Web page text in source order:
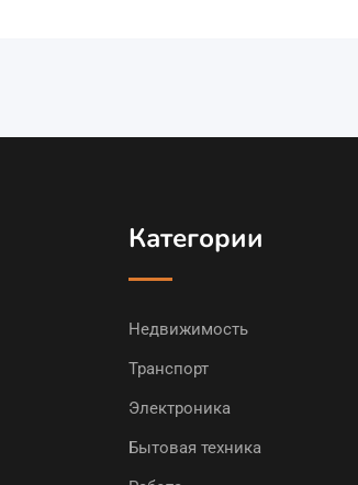
Категории
Недвижимость
Транспорт
Электроника
Бытовая техника